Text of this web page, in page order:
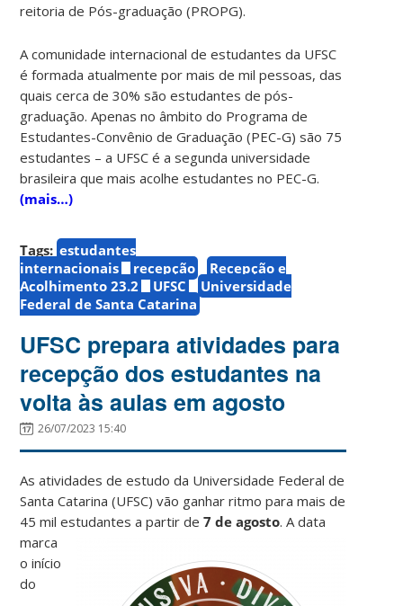
reitoria de Pós-graduação (PROPG).
A comunidade internacional de estudantes da UFSC
é formada atualmente por mais de mil pessoas, das
quais cerca de 30% são estudantes de pós-
graduação. Apenas no âmbito do Programa de
Estudantes-Convênio de Graduação (PEC-G) são 75
estudantes – a UFSC é a segunda universidade
brasileira que mais acolhe estudantes no PEC-G.
(mais…)
Tags: estudantes
internacionais
recepção
Recepção e
Acolhimento 23.2
UFSC
Universidade
Federal de Santa Catarina
UFSC prepara atividades para
recepção dos estudantes na
volta às aulas em agosto
26/07/2023 15:40
As atividades de estudo da Universidade Federal de
Santa Catarina (UFSC) vão ganhar ritmo para mais de
45 mil estudantes a partir de 7 de agosto. A data
marca
o início
do